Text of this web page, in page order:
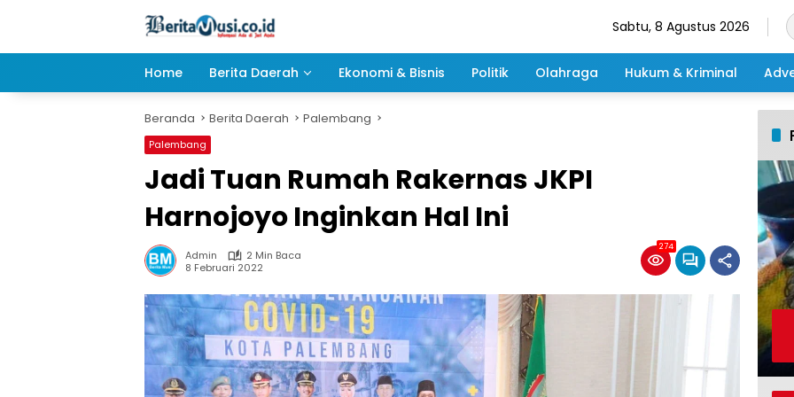
Sabtu, 8 Agustus 2026
Home Berita Daerah Ekonomi & Bisnis Politik Olahraga Hukum & Kriminal
Beranda Berita Daerah Palembang
Palembang
Jadi Tuan Rumah Rakernas JKPI
Harnojoyo Inginkan Hal Ini
Admin
2 Min Baca
8 Februari 2022
274